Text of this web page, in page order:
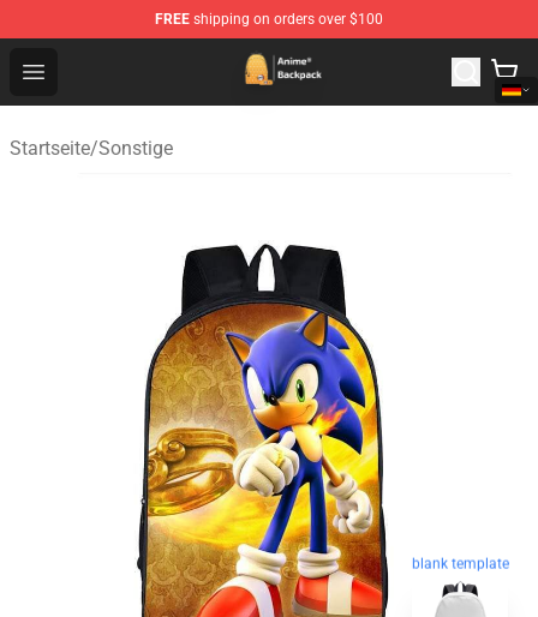
FREE shipping on orders over $100
Open menu
Anime Backpack Shop - Official Anime Backpack Store
Startseite/Sonstige
blank template